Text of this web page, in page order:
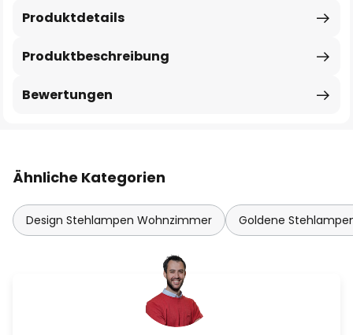
Produktbeschreibung
Produktdetails
Bewertungen
Ähnliche Kategorien
Design Stehlampen Wohnzimmer Goldene